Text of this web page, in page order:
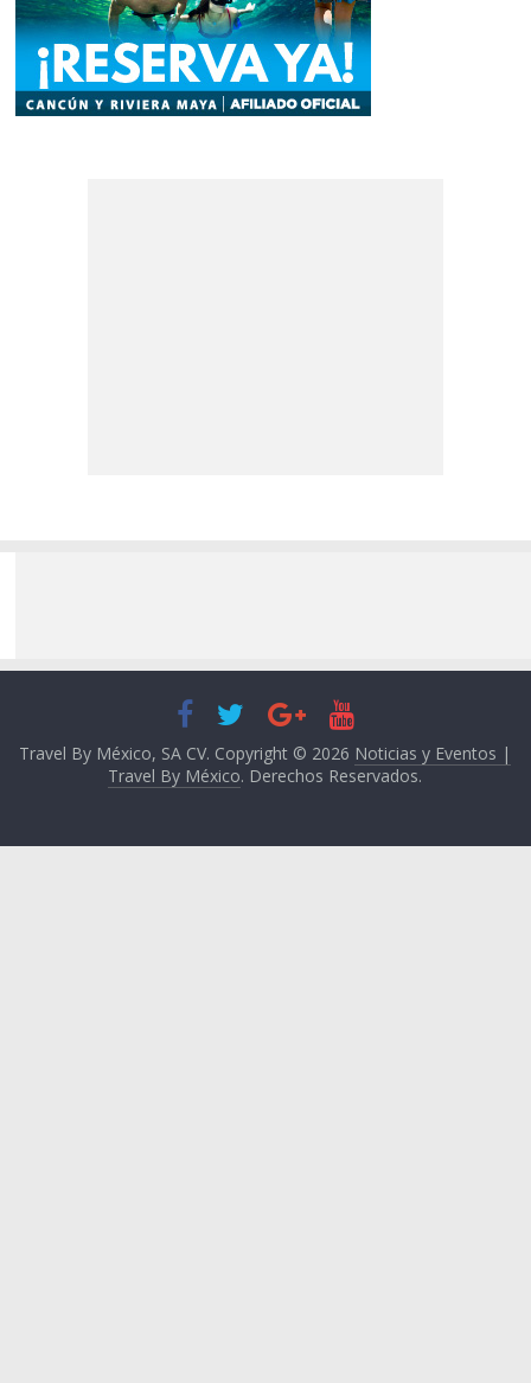
Travel By México, SA CV. Copyright © 2026 Noticias y Eventos |
Travel By México. Derechos Reservados.